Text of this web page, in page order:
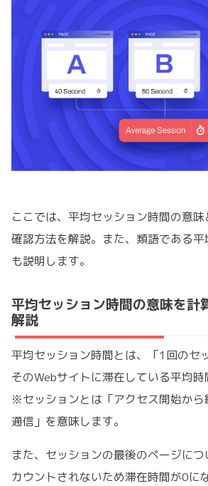
ここでは、平均セッション時間の意
確認方法を解説。また、類語である
も説明します。
平均セッション時間の意味を計
解説
平均セッション時間とは、「1回のセ
そのWebサイトに滞在している平均時
※セッションとは「アクセス開始から
通信」を意味します。
また、セッションの最後のページに
カウントされないため滞在時間が0に